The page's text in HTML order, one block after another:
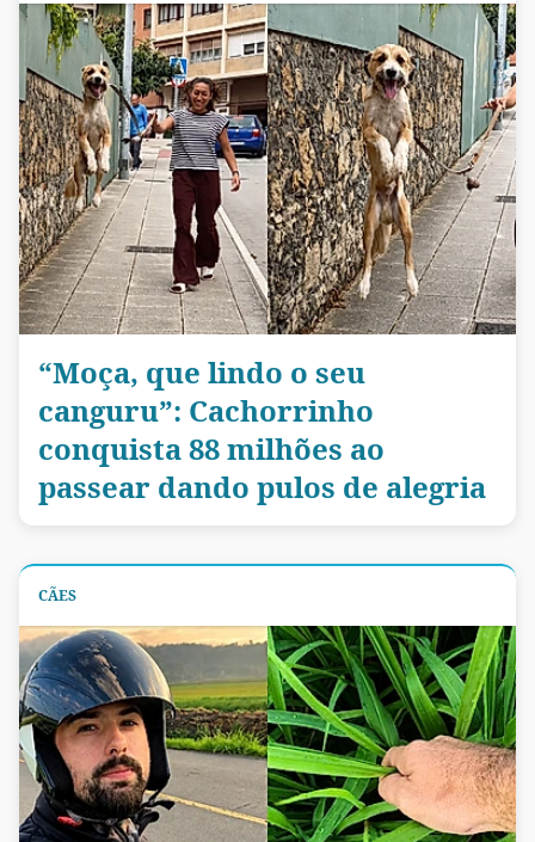
“Moça, que lindo o seu
canguru”: Cachorrinho
conquista 88 milhões ao
passear dando pulos de alegria
CÃES